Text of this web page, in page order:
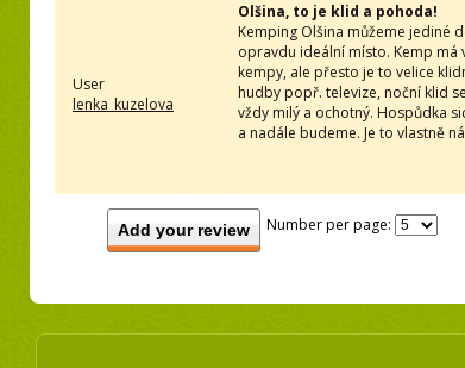
User
lenka_kuzelova
Olšina, to je klid a pohoda!
Kemping Olšina můžeme jediné
opravdu ideální místo. Kemp
kempy, ale přesto je to velice
hudby popř. televize, noční klid
vždy milý a ochotný. Hospůdka
a nadále budeme. Je to vlastně
Add your review Number per page: